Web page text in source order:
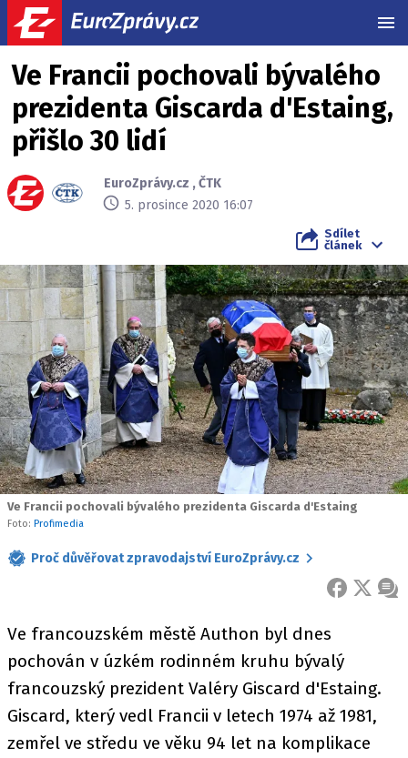
Ve Francii pochovali bývalého
prezidenta Giscarda d'Estaing,
přišlo 30 lidí
EuroZprávy.cz ,ČTK
5. prosince 2020 16:07
Sdílet
článek
Ve Francii pochovali bývalého prezidenta Giscarda d'Estaing
Foto: Profimedia
Proč důvěřovat zpravodajství EuroZprávy.cz
FACEBOOK
X
Ve francouzském městě Authon byl dnes
pochován v úzkém rodinném kruhu bývalý
francouzský prezident Valéry Giscard d'Estaing.
Giscard, který vedl Francii v letech 1974 až 1981,
zemřel ve středu ve věku 94 let na komplikace